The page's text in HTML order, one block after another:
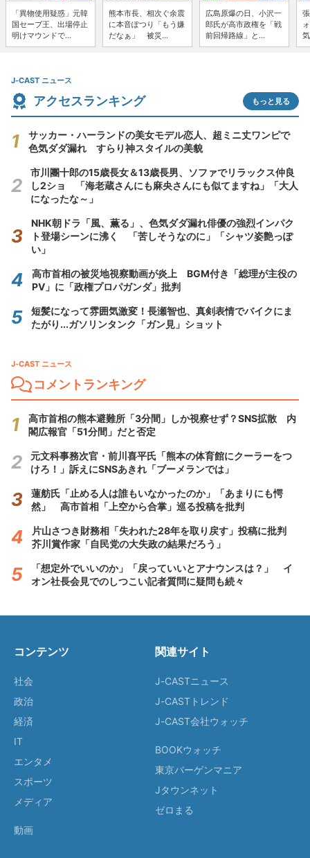
「異物使用疑惑」元韓
国セーブ王、出場停止
明けマウンドで...
熊本市長、相次ぐ余震
に本音ぽつり「もう嫌
だなぁ」 被災...
広島原爆の日、小沢一
郎氏が高市政権を「戦
前回帰路線」と...
J-CAST ニュース
アクセスランキング もっと見る
サッカー・ハーランドの美女モデル恋人、超ミニ丈ワンピで
色気ダダ漏れ すらり神スタイルの美貌
市川團十郎の15歳長女＆13歳長男、ソファでリラックス仲良
し2ショ 「海老蔵さんにも麻央さんにも似てますね」「大人
になったな～」
NHK朝ドラ「風、薫る」、色気ダダ漏れ俳優の強烈インパク
ト登場シーンに沸く 「苦しそうなのに」「シャツ姿艶っぽ
い」
高市首相の被災地視察動画が炎上 BGM付き「総理が主役の
PV」に「政権プロパガンダ」批判
短髪になって雰囲気激変！長瀬智也、真剣表情でバイクにま
たがり...ガソリンタンク「ガン見」ショット
J-CAST ニュース
コメントランキング
高市首相の熊本避難所「3分間」しか視察せず？SNS拡散 内
閣広報官「51分間」だと否定
元文科事務次官・前川喜平氏「熊本の体育館にクーラーをつ
けろ！」訴えにSNSあきれ「ブーメランでは」
蓮舫氏「止める人は誰もいなかったのか」「あまりにも愕
然」 高市首相「上空から合掌」巡る投稿を批判
片山さつき財務相「失われた28年を取り戻す」投稿に批判
芥川賞作家「自民党の大失政の結果だろう」
「想定外でいいのか」「戻っていいとアナウンスは？」 イ
オン社長会見でのしつこい記者質問に疑問も続々
コンテンツ
社会
政治
経済
IT
エンタメ
スポーツ
メディア
動画
関連サイト
J-CASTニュース
J-CASTトレンド
J-CAST会社ウォッチ
BOOKウォッチ
東京バーゲンマニア
Jタウンネット
ゼロまる